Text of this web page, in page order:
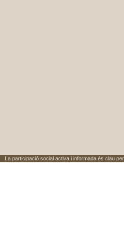
La participació social activa i informada ès clau